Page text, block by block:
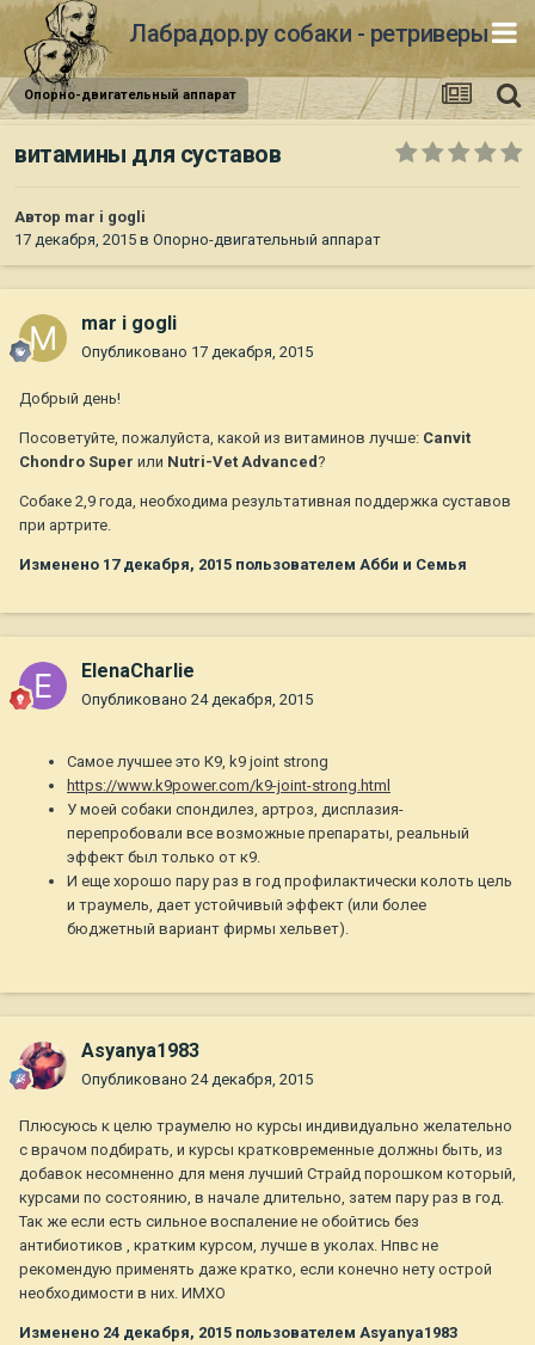
Лабрадор.ру собаки - ретриверы
Опорно-двигательный аппарат
витамины для суставов
Автор mar i gogli
17 декабря, 2015 в Опорно-двигательный аппарат
mar i gogli
Опубликовано 17 декабря, 2015
Добрый день!
Посоветуйте, пожалуйста, какой из витаминов лучше: Canvit
Chondro Super или Nutri-Vet Advanced ?
Собаке 2,9 года, необходима результативная поддержка суставов
при артрите.
Изменено 17 декабря, 2015 пользователем Абби и Семья
ElenaCharlie
Опубликовано 24 декабря, 2015
Самое лучшее это К9, k9 joint strong
https://www.k9power.com/k9-joint-strong.html
У моей собаки спондилез, артроз, дисплазия-
перепробовали все возможные препараты, реальный
эффект был только от к9.
И еще хорошо пару раз в год профилактически колоть цель
и траумель, дает устойчивый эффект (или более
бюджетный вариант фирмы хельвет).
Asyanya1983
Опубликовано 24 декабря, 2015
Плюсуюсь к целю траумелю но курсы индивидуально желательно
с врачом подбирать, и курсы кратковременные должны быть, из
добавок несомненно для меня лучший Страйд порошком который,
курсами по состоянию, в начале длительно, затем пару раз в год.
Так же если есть сильное воспаление не обойтись без
антибиотиков , кратким курсом, лучше в уколах. Нпвс не
рекомендую применять даже кратко, если конечно нету острой
необходимости в них. ИМХО
Изменено 24 декабря, 2015 пользователем Asyanya1983